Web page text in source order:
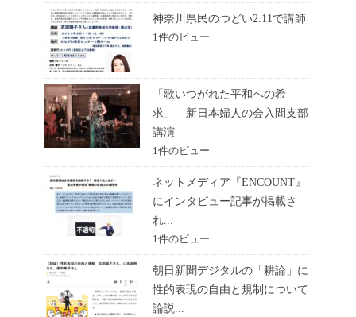
神奈川県民のつどい2.11で講師
1件のビュー
「歌いつがれた平和への希
求」 新日本婦人の会入間支部
講演
1件のビュー
ネットメディア『ENCOUNT』
にインタビュー記事が掲載さ
れ...
1件のビュー
朝日新聞デジタルの「耕論」に
性的表現の自由と規制について
論説...